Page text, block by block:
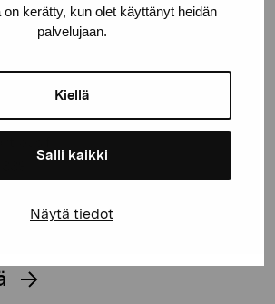
on kerätty, kun olet käyttänyt heidän
palvelujaan.
Kiellä
Salli kaikki
Näytä tiedot
-säätiö